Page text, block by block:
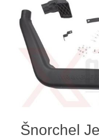
Šnorchel